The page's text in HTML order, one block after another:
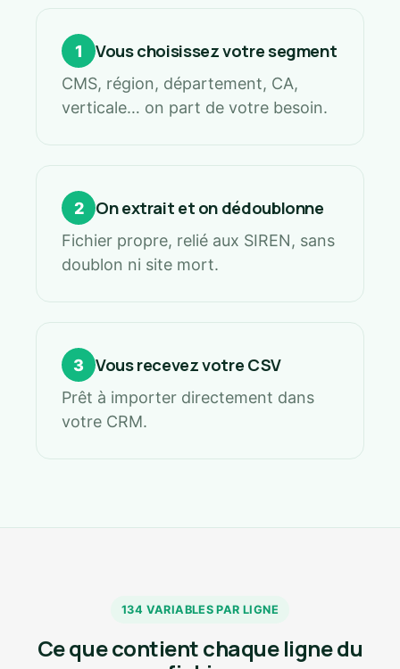
1 Vous choisissez votre segment
CMS, région, département, CA,
verticale… on part de votre besoin.
2 On extrait et on dédoublonne
Fichier propre, relié aux SIREN, sans
doublon ni site mort.
3 Vous recevez votre CSV
Prêt à importer directement dans
votre CRM.
134 VARIABLES PAR LIGNE
Ce que contient chaque ligne du